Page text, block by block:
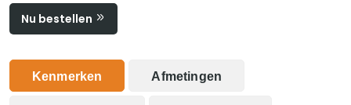
Nu bestellen
Kenmerken Afmetingen